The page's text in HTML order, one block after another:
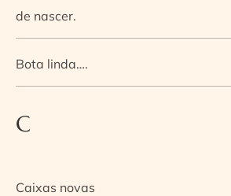
de nascer.
Bota linda….
C
Caixas novas